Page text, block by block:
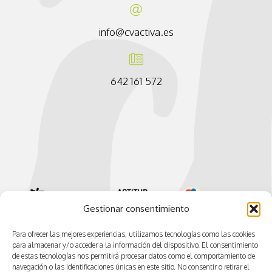
Gestionar consentimiento
Para ofrecer las mejores experiencias, utilizamos tecnologías como las cookies
para almacenar y/o acceder a la información del dispositivo. El consentimiento
de estas tecnologías nos permitirá procesar datos como el comportamiento de
navegación o las identificaciones únicas en este sitio. No consentir o retirar el
info@cvactiva.es
642 161 572